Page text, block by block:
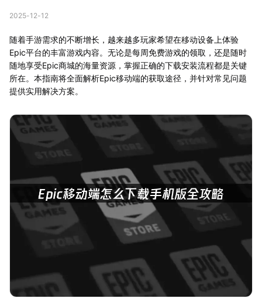
2025-12-12
随着手游需求的不断增长，越来越多玩家希望在移动设备上体验
Epic平台的丰富游戏内容。无论是每周免费游戏的领取，还是随时
随地享受Epic商城的海量资源，掌握正确的下载安装流程都是关键
所在。本指南将全面解析Epic移动端的获取途径，并针对常见问题
提供实用解决方案。